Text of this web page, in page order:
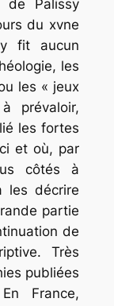
de Palissy
du xvne
fit aucun
les
les « jeux
prévaloir,
les fortes
et où, par
côtés à
les décrire
partie
de
Très
publiées
France,